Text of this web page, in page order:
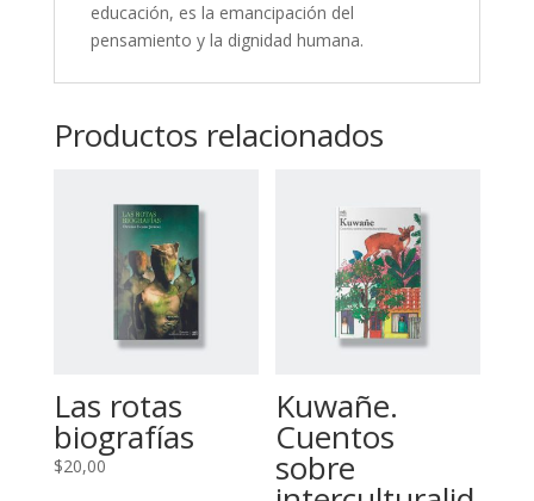
educación, es la emancipación del
pensamiento y la dignidad humana.
Productos relacionados
Las rotas
biografías
$20,00
Kuwañe.
Cuentos
sobre